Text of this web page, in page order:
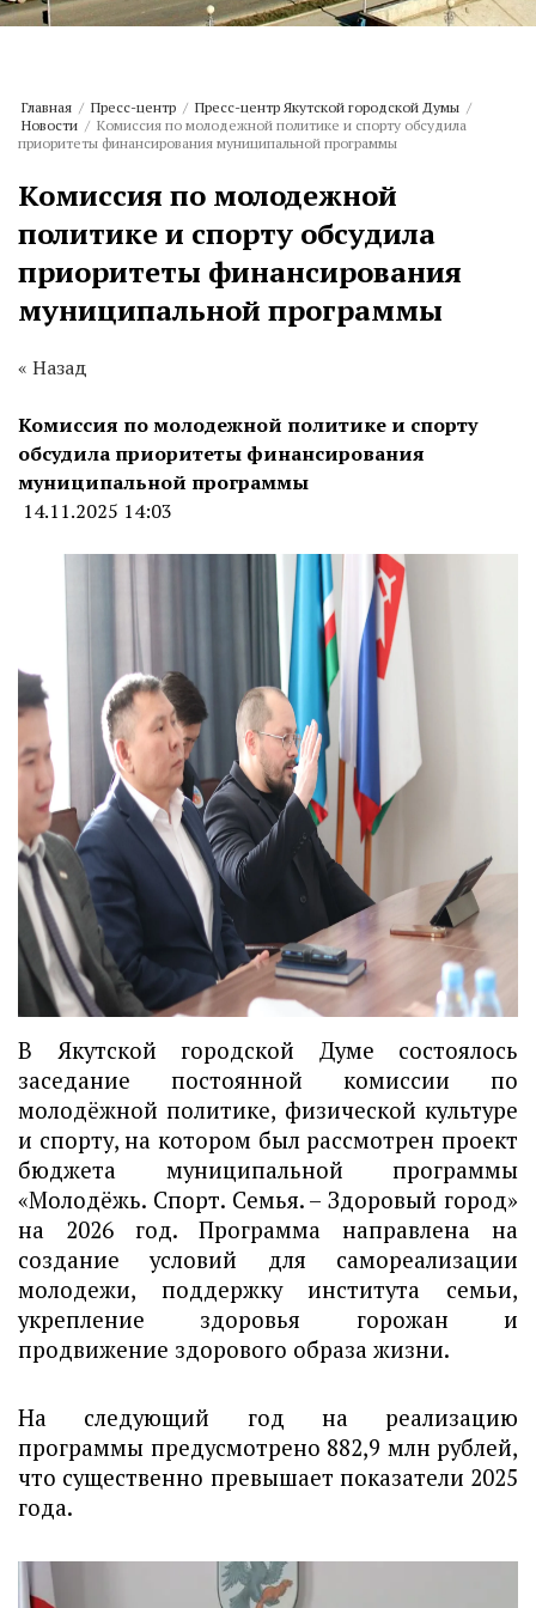
Главная / Пресс-центр / Пресс-центр Якутской городской Думы /
Новости / Комиссия по молодежной политике и спорту обсудила
приоритеты финансирования муниципальной программы
Комиссия по молодежной
политике и спорту обсудила
приоритеты финансирования
муниципальной программы
« Назад
Комиссия по молодежной политике и спорту
обсудила приоритеты финансирования
муниципальной программы
14.11.2025 14:03
В Якутской городской Думе состоялось
заседание постоянной комиссии по
молодёжной политике, физической культуре
и спорту, на котором был рассмотрен проект
бюджета муниципальной программы
«Молодёжь. Спорт. Семья. – Здоровый город»
на 2026 год. Программа направлена на
создание условий для самореализации
молодежи, поддержку института семьи,
укрепление здоровья горожан и
продвижение здорового образа жизни.
На следующий год на реализацию
программы предусмотрено 882,9 млн рублей,
что существенно превышает показатели 2025
года.